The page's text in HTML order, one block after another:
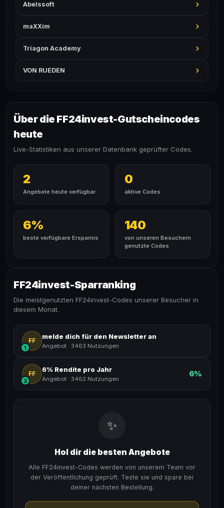
Abelssoft
maXXim
Triagon Academy
VON RUEDEN
Über die FF24invest-Gutscheincodes
heute
Live-Statistiken aus unserer Datenbank geprüfter Codes.
2
Angebote heute verfügbar
0
aktive Codes
6%
beste verfügbare Ersparnis
140
von unseren Besuchern
genutzte Codes
FF24invest-Sparranking
Die meistgenutzten FF24invest-Codes unserer Besucher in
diesem Monat.
FF
1
melde dich für den Newsletter an
Angebot · 3463 Nutzungen
FF
2
6% Rendite pro Jahr
Angebot · 3462 Nutzungen
6%
✨
Hol dir die besten Angebote
Alle FF24invest-Codes werden von unserem Team vor
der Veröffentlichung geprüft. Teste sie und spare bei
deiner nächsten Bestellung.